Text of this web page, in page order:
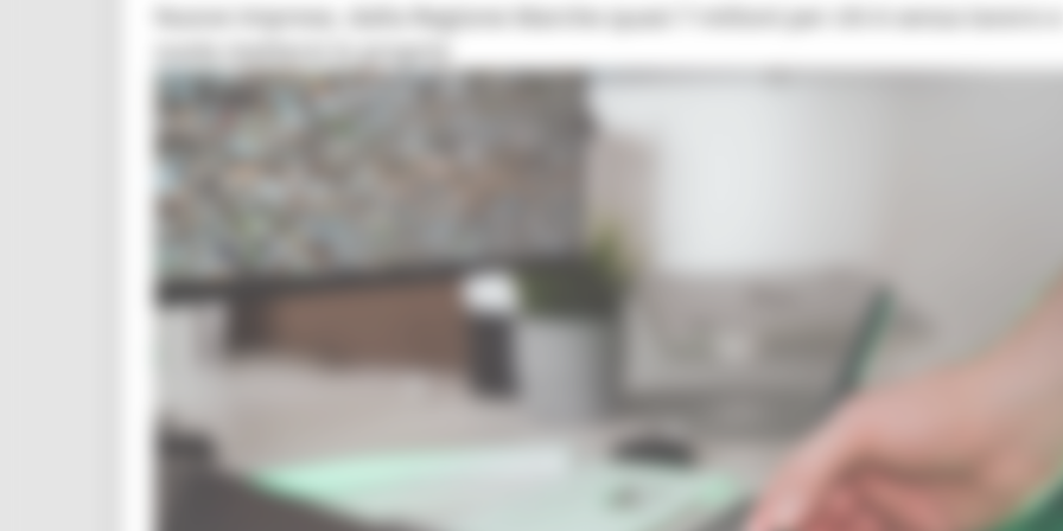
Nuove imprese, dalla Regione Marche quasi 7 milioni per chi è senza lavoro e
vuole mettersi in proprio